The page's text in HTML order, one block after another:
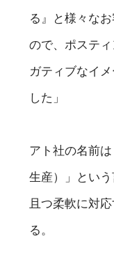
る』と様々な
ので、ポステ
ガティブなイ
した」
アト社の名前
生産）」とい
且つ柔軟に対
る。